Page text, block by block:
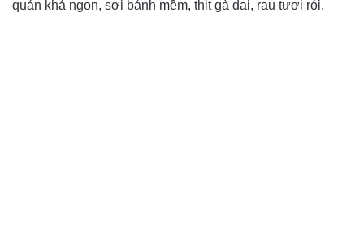
quán khá ngon, sợi bánh mềm, thịt gà dai, rau tươi rói.